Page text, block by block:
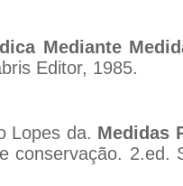
Mediante
Editor, 1985.
Lopes da. Medidas
conservação. 2.ed.